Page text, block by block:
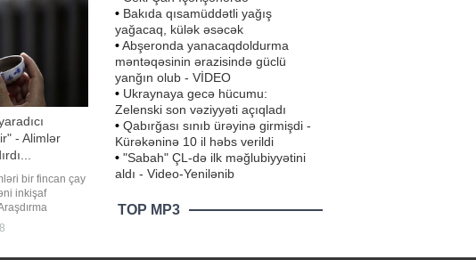
- Alimlər
bir fincan çay
inkişaf
çayın bioloji
içmək
• Bakıda qısamüddətli yağış
yağacaq, külək əsəcək
•Abşeronda yanacaqdoldurma
məntəqəsinin ərazisində güclü
yanğın olub - VİDEO
• Ukraynaya gecə hücumu:
Zelenski son vəziyyəti açıqladı
• Qabırğası sınıb ürəyinə girmişdi -
Kürəkəninə 10 il həbs verildi
• "Sabah" ÇL-də ilk məğlubiyyətini
aldı - Video-Yenilənib
TOP MP3